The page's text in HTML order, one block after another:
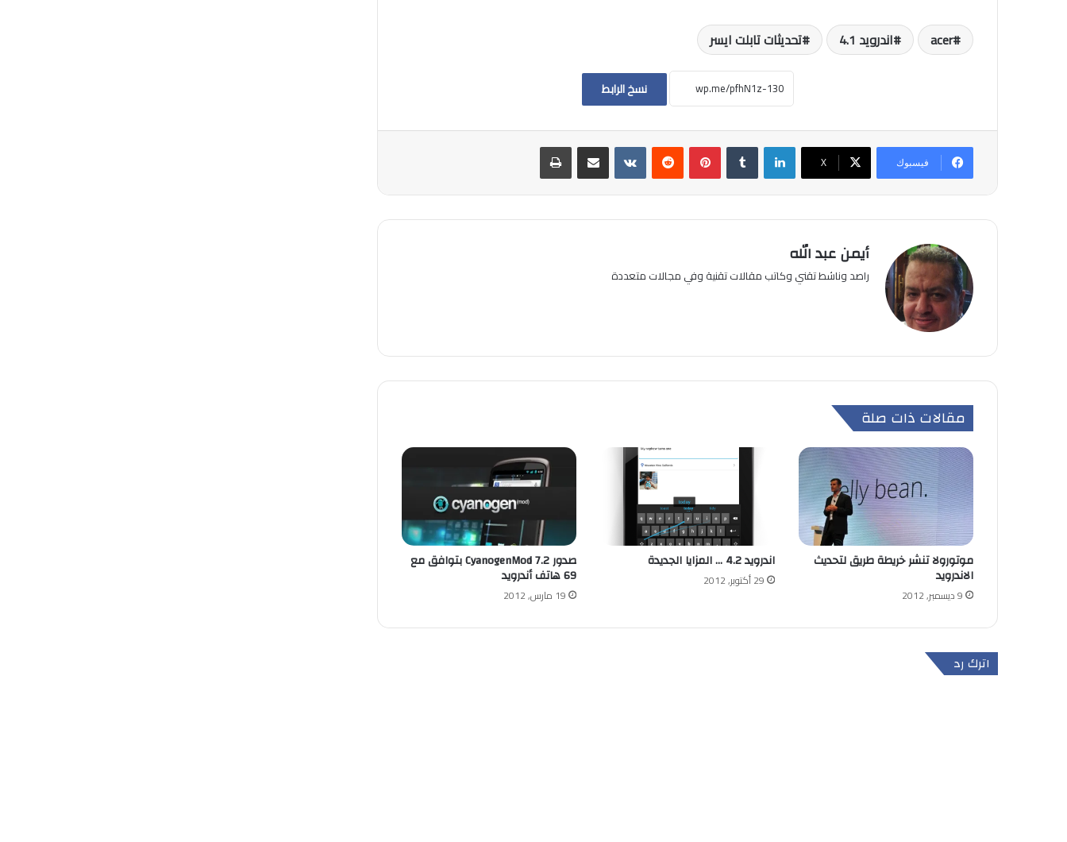
acer اندرويد 4.1 تحديثات تابلت ايسر
نسخ الرابط
فيسبوك ‫X
لينكدإن بينتيريست مشاركة عبر البريد طباعة
أيمن عبد الله
راصد وناشط تقني وكاتب مقالات تقنية وفي مجالات متعددة
مقالات ذات صلة
موتورولا تنشر خريطة طريق لتحديث
الاندرويد
9 ديسمبر, 2012
اندرويد 4.2 … المزايا الجديدة
29 أكتوبر, 2012
صدور CyanogenMod 7.2 بتوافق مع
69 هاتف أندرويد
19 مارس, 2012
اترك رد